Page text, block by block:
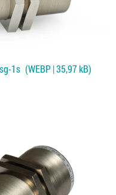
1s (WEBP | 35,97 kB)